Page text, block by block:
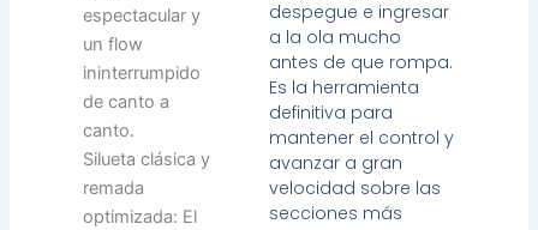
despegue e ingresar
a la ola mucho
antes de que rompa.
Es la herramienta
definitiva para
mantener el control y
avanzar a gran
velocidad sobre las
secciones más
espectacular y
un flow
ininterrumpido
de canto a
canto.
Silueta clásica y
remada
optimizada: El